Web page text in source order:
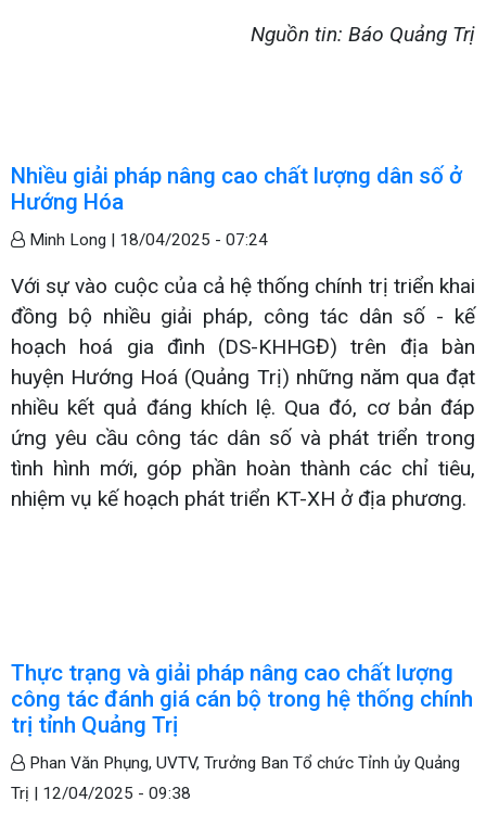
Nguồn tin: Báo Quảng Trị
Nhiều giải pháp nâng cao chất lượng dân số ở
Hướng Hóa
Minh Long | 18/04/2025 - 07:24
Với sự vào cuộc của cả hệ thống chính trị triển khai
đồng bộ nhiều giải pháp, công tác dân số - kế
hoạch hoá gia đình (DS-KHHGĐ) trên địa bàn
huyện Hướng Hoá (Quảng Trị) những năm qua đạt
nhiều kết quả đáng khích lệ. Qua đó, cơ bản đáp
ứng yêu cầu công tác dân số và phát triển trong
tình hình mới, góp phần hoàn thành các chỉ tiêu,
nhiệm vụ kế hoạch phát triển KT-XH ở địa phương.
Thực trạng và giải pháp nâng cao chất lượng
công tác đánh giá cán bộ trong hệ thống chính
trị tỉnh Quảng Trị
Phan Văn Phụng, UVTV, Trưởng Ban Tổ chức Tỉnh ủy Quảng
Trị | 12/04/2025 - 09:38